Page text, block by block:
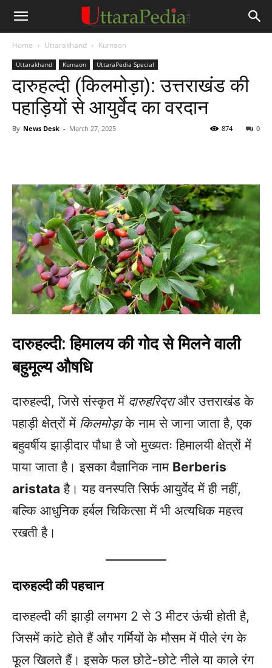
Home Uttarakhand Kumaon
Uttarakhand Kumaon UttaraPedia Special
दारुहल्दी (किलमोड़ा): उत्तराखंड की
पहाड़ियों से आयुर्वेद का वरदान
By News Desk - March 27, 2025 0
874
दारुहल्दी: हिमालय की गोद से मिलने वाली
बहुमूल्य औषधि
दारुहल्दी, जिसे संस्कृत में दारुहरिद्राऔर उत्तराखंड के
पहाड़ी क्षेत्रों में किलमोड़ाके नाम से जाना जाता है, एक
बहुवर्षीय झाड़ीदार पौधा है जो मुख्यतः हिमालयी क्षेत्रों में
पाया जाता है। इसका वैज्ञानिक नाम Berberis
aristata है। यह वनस्पति सिर्फ आयुर्वेद में ही नहीं,
बल्कि आधुनिक हर्बल चिकित्सा में भी अत्यधिक महत्त्व
रखती है।
दारुहल्दी की पहचान
दारुहल्दी की झाड़ी लगभग 2 से 3 मीटर ऊंची होती है,
जिसमें कांटे होते हैं और गर्मियों के मौसम में पीले रंग के
फूल खिलते हैं। इसके फल छोटे-छोटे नीले या काले रंग